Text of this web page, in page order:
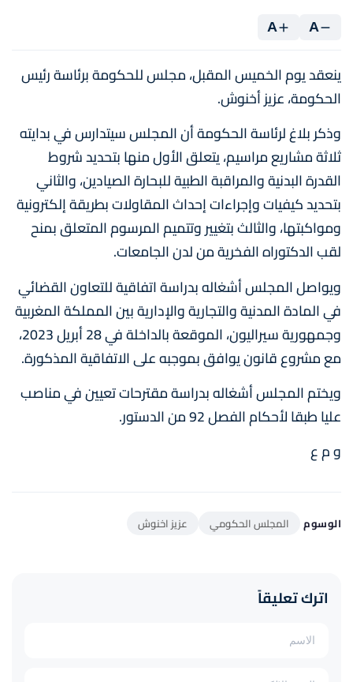
A
A
ينعقد يوم الخميس المقبل، مجلس للحكومة برئاسة رئيس
الحكومة، عزيز أخنوش.
وذكر بلاغ لرئاسة الحكومة أن المجلس سيتدارس في بدايته
ثلاثة مشاريع مراسيم، يتعلق الأول منها بتحديد شروط
القدرة البدنية والمراقبة الطبية للبحارة الصيادين، والثاني
بتحديد كيفيات وإجراءات إحداث المقاولات بطريقة إلكترونية
ومواكبتها، والثالث بتغيير وتتميم المرسوم المتعلق بمنح
لقب الدكتوراه الفخرية من لدن الجامعات.
ويواصل المجلس أشغاله بدراسة اتفاقية للتعاون القضائي
في المادة المدنية والتجارية والإدارية بين المملكة المغربية
وجمهورية سيراليون، الموقعة بالداخلة في 28 أبريل 2023،
مع مشروع قانون يوافق بموجبه على الاتفاقية المذكورة.
ويختم المجلس أشغاله بدراسة مقترحات تعيين في مناصب
عليا طبقا لأحكام الفصل 92 من الدستور.
و م ع
الوسوم المجلس الحكومي عزيز اخنوش
اترك تعليقاً